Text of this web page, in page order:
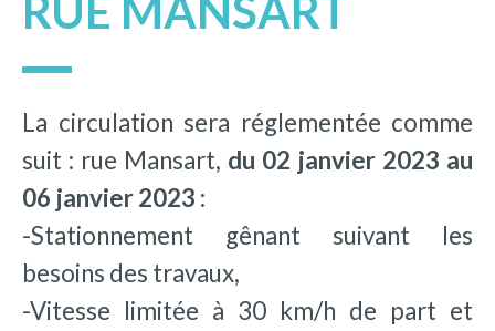
RUE MANSART
La circulation sera réglementée comme
suit : rue Mansart, du 02 janvier 2023 au
06 janvier 2023 :
-Stationnement gênant suivant les
besoins des travaux,
-Vitesse limitée à 30 km/h de part et